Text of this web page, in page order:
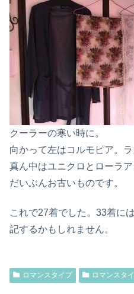
クーラーの寒い時に。
向かって左はコルモピア。ラ
真ん中はユニクロとローラ
だいぶんお古いものです。
これで27着でした。33着に
記するかもしれません。
ロマンスタイプ ロマンスタ